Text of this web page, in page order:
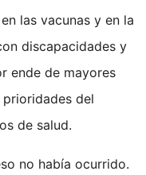
las vacunas y en la
discapacidades y
ende de mayores
del
de salud.
no había ocurrido.